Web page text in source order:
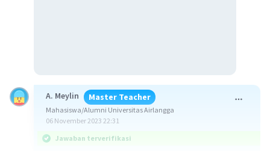
A. Meylin Master Teacher
Mahasiswa/Alumni Universitas Airlangga
06 November 2023 22:31
Jawaban terverifikasi